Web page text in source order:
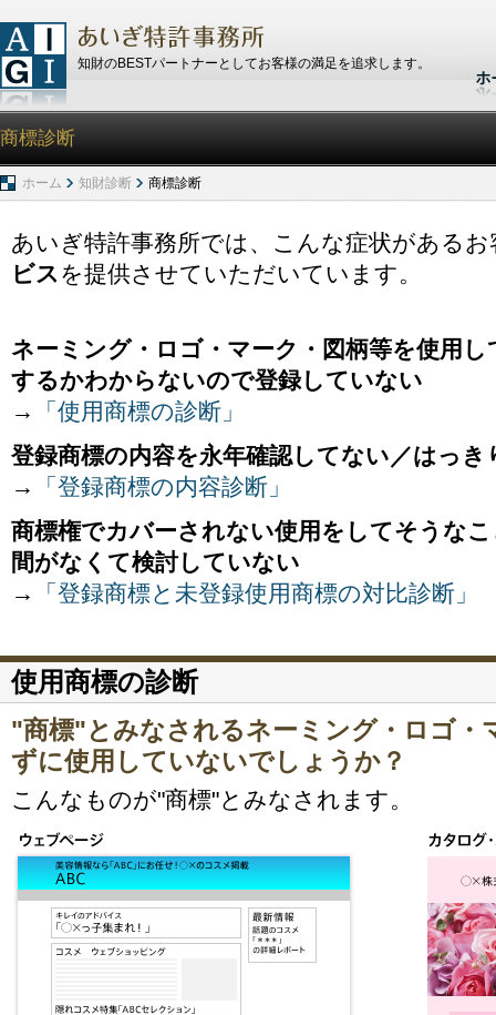
知財のBESTパートナーとしてお客様の満足を追求します。
商標診断
ホーム 知財診断 商標診断
あいぎ特許事務所では、こんな症状がある
ビス を提供させていただいています。
ネーミング・ロゴ・マーク・図柄等を使用
するかわからないので登録していない
→
「使用商標の診断」
登録商標の内容を永年確認してない／はっ
→
「登録商標の内容診断」
商標権でカバーされない使用をしてそうな
間がなくて検討していない
→
「登録商標と未登録使用商標の対比診断」
使用商標の診断
"商標"とみなされるネーミング・ロゴ・
ずに使用していないでしょうか？
こんなものが"商標"とみなされます。